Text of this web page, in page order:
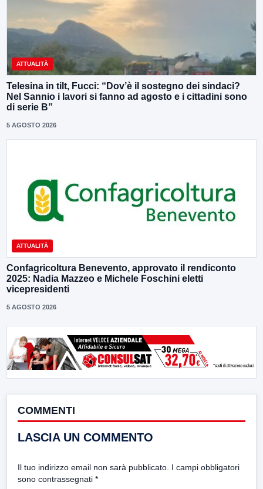
ATTUALITÀ
Telesina in tilt, Fucci: “Dov’è il sostegno dei sindaci?
Nel Sannio i lavori si fanno ad agosto e i cittadini sono
di serie B”
5 AGOSTO 2026
ATTUALITÀ
Confagricoltura Benevento, approvato il rendiconto
2025: Nadia Mazzeo e Michele Foschini eletti
vicepresidenti
5 AGOSTO 2026
COMMENTI
LASCIA UN COMMENTO
Il tuo indirizzo email non sarà pubblicato. I campi obbligatori
sono contrassegnati *